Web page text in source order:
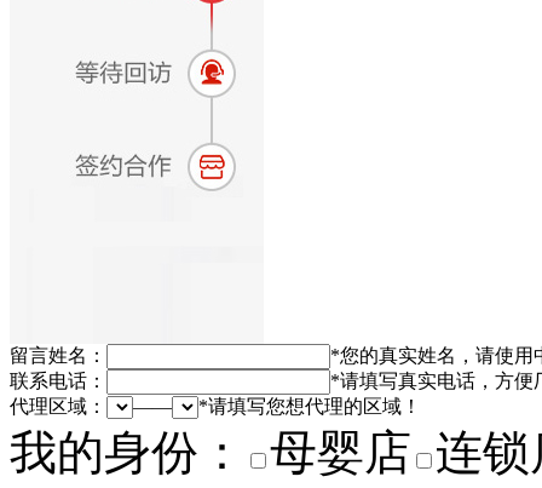
留言姓名： *您的真实姓名，请使用
联系电话：
*请填写真实电话，方便
代理区域：
—— *请填写您想代理的区域！
我的身份： 母婴店 连锁